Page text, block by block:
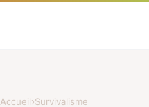
Accueil›Survivalisme